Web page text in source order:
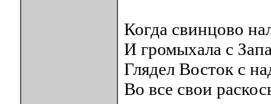
Когда свинцово
И громыхала с
Глядел Восток с
Во все свои